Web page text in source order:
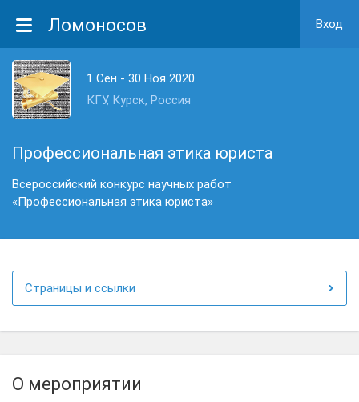
Ломоносов Вход
1 Сен - 30 Ноя 2020
КГУ, Курск, Россия
Профессиональная этика юриста
Всероссийский конкурс научных работ
«Профессиональная этика юриста»
Страницы и ссылки
О мероприятии